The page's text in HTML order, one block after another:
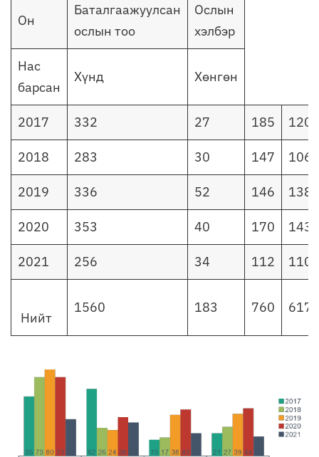
Он
Баталгаажуулсан
ослын тоо
Ослын
хэлбэр
Нас
барсан
Хүнд Хөнгөн
2017 332 27 185 120
2018 283 30 147 106
2019 336 52 146 138
2020 353 40 170 143
2021 256 34 112 110
Нийт
1560 183 760 617